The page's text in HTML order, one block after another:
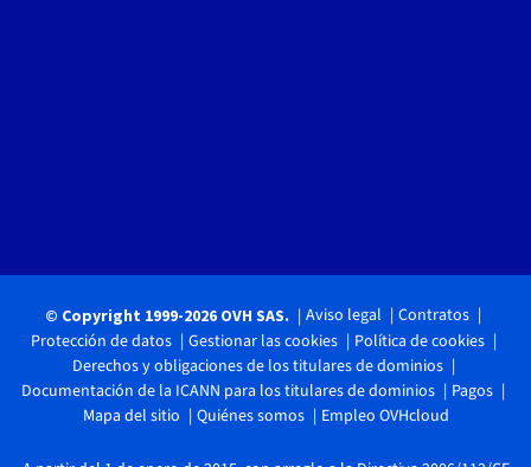
© Copyright 1999-2026 OVH SAS. Aviso legal
Contratos
Protección de datos
Gestionar las cookies
Política de cookies
Derechos y obligaciones de los titulares de dominios
Documentación de la ICANN para los titulares de dominios
Pagos
Mapa del sitio
Quiénes somos Empleo OVHcloud